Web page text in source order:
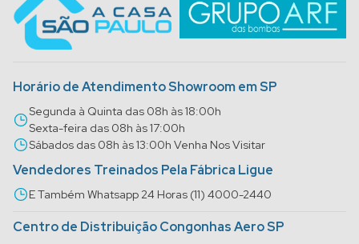
Horário de Atendimento Showroom em SP
Segunda à Quinta das 08h às 18:00h
Sexta-feira das 08h às 17:00h
Sábados das 08h às 13:00h Venha Nos Visitar
Vendedores Treinados Pela Fábrica Ligue
E Também Whatsapp 24 Horas (11) 4000-2440
Centro de Distribuição Congonhas Aero SP